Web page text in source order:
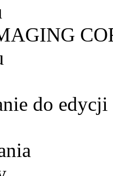
do edycji